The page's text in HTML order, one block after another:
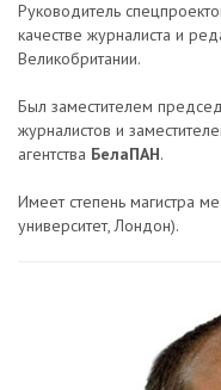
Руководитель
качестве журналиста и
Великобритании.
Был заместителем
журналистов и
агентства БелаПАН.
Имеет степень магистра
университет, Лондон).